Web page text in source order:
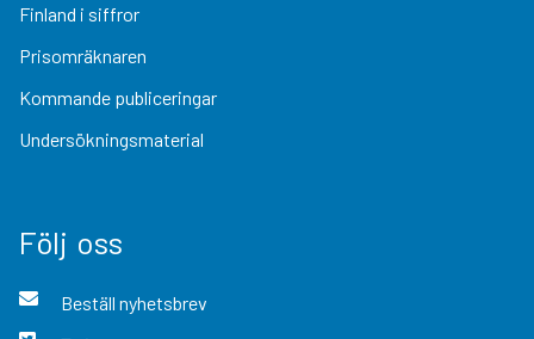
Finland i siffror
Prisomräknaren
Kommande publiceringar
Undersökningsmaterial
Följ oss
Beställ nyhetsbrev